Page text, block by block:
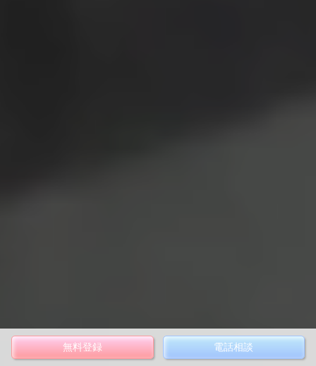
無料登録 電話相談